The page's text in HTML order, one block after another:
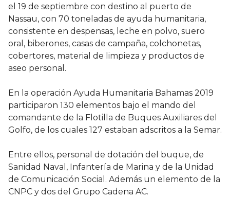
el 19 de septiembre con destino al puerto de
Nassau, con 70 toneladas de ayuda humanitaria,
consistente en despensas, leche en polvo, suero
oral, biberones, casas de campaña, colchonetas,
cobertores, material de limpieza y productos de
aseo personal.
En la operación Ayuda Humanitaria Bahamas 2019
participaron 130 elementos bajo el mando del
comandante de la Flotilla de Buques Auxiliares del
Golfo, de los cuales 127 estaban adscritos a la Semar.
Entre ellos, personal de dotación del buque, de
Sanidad Naval, Infantería de Marina y de la Unidad
de Comunicación Social. Además un elemento de la
CNPC y dos del Grupo Cadena AC.